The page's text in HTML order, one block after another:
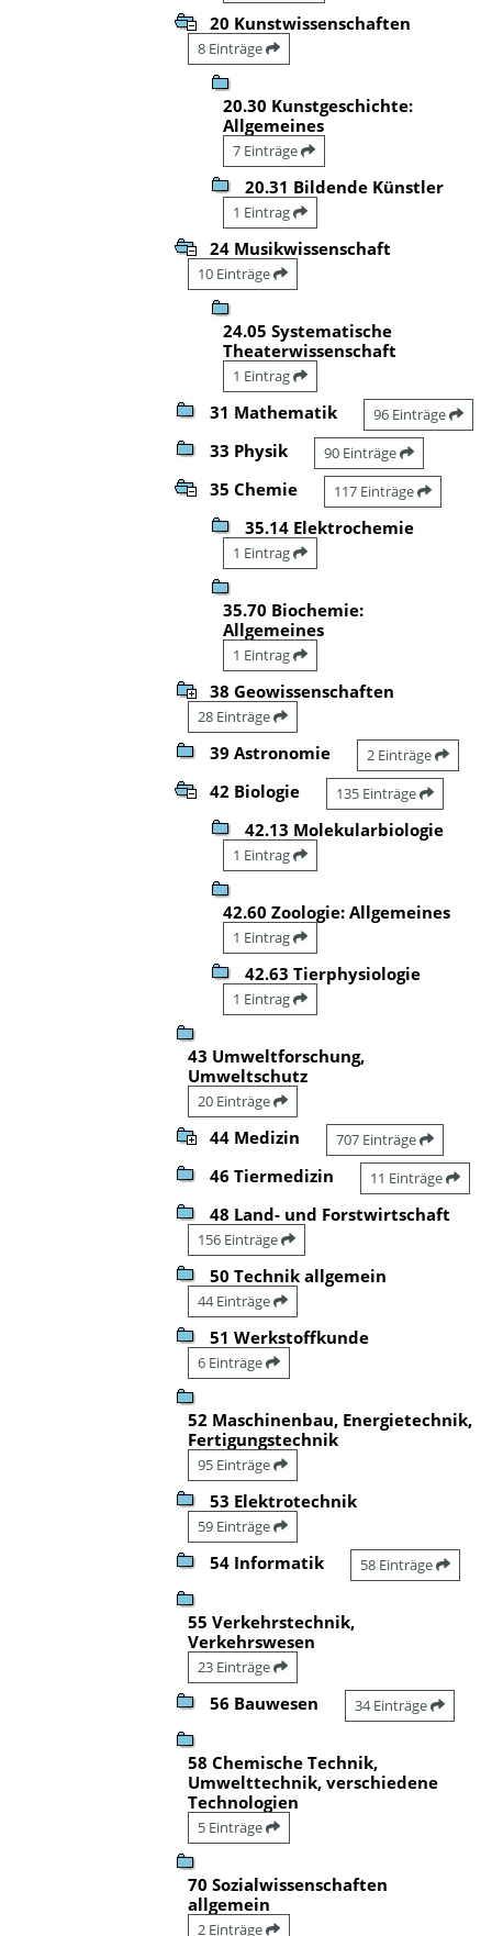
20 Kunstwissenschaften
8 Einträge
20.30 Kunstgeschichte:
Allgemeines
7 Einträge
20.31 Bildende Künstler
1 Eintrag
24 Musikwissenschaft
10 Einträge
24.05 Systematische
Theaterwissenschaft
1 Eintrag
31 Mathematik 96 Einträge
33 Physik 90 Einträge
35 Chemie 117 Einträge
35.14 Elektrochemie
1 Eintrag
35.70 Biochemie:
Allgemeines
1 Eintrag
38 Geowissenschaften
28 Einträge
39 Astronomie 2 Einträge
42 Biologie 135 Einträge
42.13 Molekularbiologie
1 Eintrag
42.60 Zoologie: Allgemeines
1 Eintrag
42.63 Tierphysiologie
1 Eintrag
43 Umweltforschung,
Umweltschutz
20 Einträge
44 Medizin 707 Einträge
46 Tiermedizin 11 Einträge
48 Land- und Forstwirtschaft
156 Einträge
50 Technik allgemein
44 Einträge
51 Werkstoffkunde
6 Einträge
52 Maschinenbau, Energietechnik,
Fertigungstechnik
95 Einträge
53 Elektrotechnik
59 Einträge
54 Informatik 58 Einträge
55 Verkehrstechnik,
Verkehrswesen
23 Einträge
56 Bauwesen 34 Einträge
58 Chemische Technik,
Umwelttechnik, verschiedene
Technologien
5 Einträge
70 Sozialwissenschaften
allgemein
2 Einträge